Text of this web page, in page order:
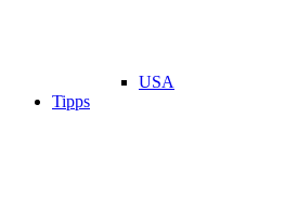
USA
Tipps